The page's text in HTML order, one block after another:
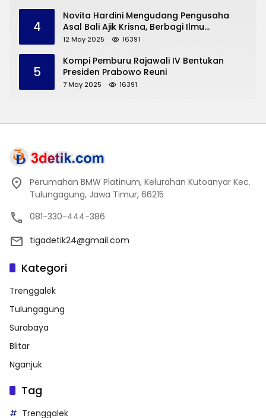
4
Novita Hardini Mengudang Pengusaha
Asal Bali Ajik Krisna, Berbagi Ilmu
Pengembangan Pariwisata dan UMKM
12 May 2025 16391
5
Kompi Pemburu Rajawali IV Bentukan
Presiden Prabowo Reuni
7 May 2025 16391
Perumahan BMW Platinum, Kelurahan Kutoanyar Kec.
Tulungagung, Jawa Timur, 66215
081-330-444-386
tigadetik24@gmail.com
Kategori
Trenggalek
Tulungagung
Surabaya
Blitar
Nganjuk
Tag
Trenggalek